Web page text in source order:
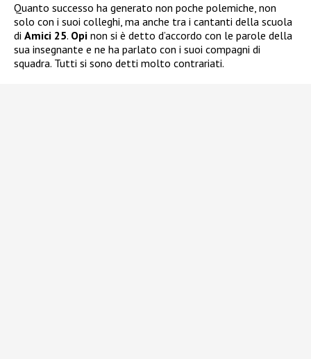
Quanto successo ha generato non poche polemiche, non
solo con i suoi colleghi, ma anche tra i cantanti della scuola
di Amici 25. Opi non si è detto d’accordo con le parole della
sua insegnante e ne ha parlato con i suoi compagni di
squadra. Tutti si sono detti molto contrariati.